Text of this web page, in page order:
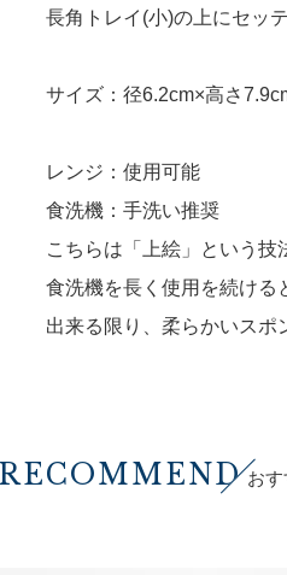
長角トレイ(小)の上にセッ
サイズ：径6.2cm×高さ
レンジ：使用可能
食洗機：手洗い推奨
こちらは「上絵」という技
食洗機を長く使用を続ける
出来る限り、柔らかいスポ
RECOMMEND お